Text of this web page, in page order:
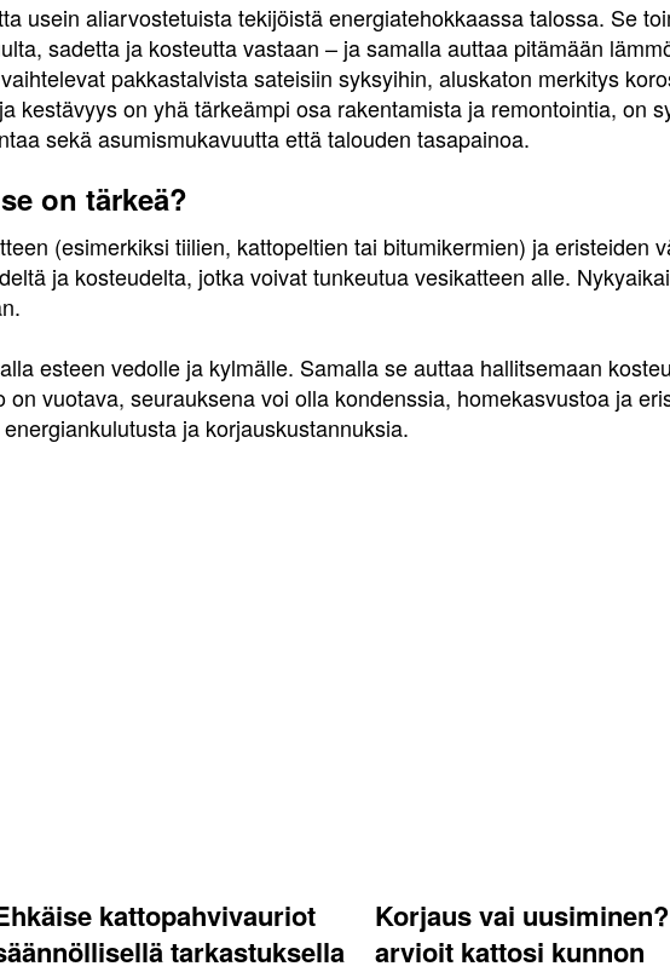
usein aliarvostetuista tekijöistä energiatehokkaassa talossa. Se
sadetta ja kosteutta vastaan – ja samalla auttaa pitämään
pakkastalvista sateisiin syksyihin, aluskaton merkitys
kestävyys on yhä tärkeämpi osa rakentamista ja remontointia, on
sekä asumismukavuutta että talouden tasapainoa.
on tärkeä?
(esimerkiksi tiilien, kattopeltien tai bitumikermien) ja eristeiden
ja kosteudelta, jotka voivat tunkeutua vesikatteen alle.
esteen vedolle ja kylmälle. Samalla se auttaa hallitsemaan
vuotava, seurauksena voi olla kondenssia, homekasvustoa ja
ja korjauskustannuksia.
kattopahvivauriot
tarkastuksella
Korjaus vai
arvioit kattosi kunnon